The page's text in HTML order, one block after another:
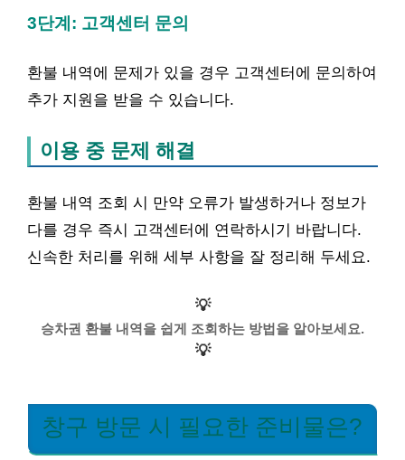
3단계: 고객센터 문의
환불 내역에 문제가 있을 경우 고객센터에 문의하여
추가 지원을 받을 수 있습니다.
이용 중 문제 해결
환불 내역 조회 시 만약 오류가 발생하거나 정보가
다를 경우 즉시 고객센터에 연락하시기 바랍니다.
신속한 처리를 위해 세부 사항을 잘 정리해 두세요.
💡
승차권 환불 내역을 쉽게 조회하는 방법을 알아보세요.
💡
창구 방문 시 필요한 준비물은?